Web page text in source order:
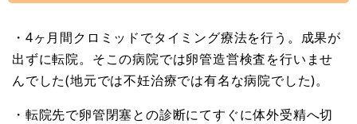
・4ヶ月間クロミッドでタイミング療法を行う。成果が
出ずに転院。そこの病院では卵管造営検査を行いませ
んでした(地元では不妊治療では有名な病院でした)。
・転院先で卵管閉塞との診断にてすぐに体外受精へ切